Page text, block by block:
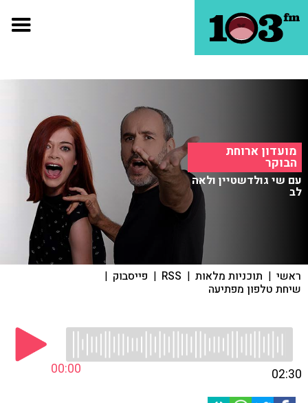
מועדון ארוחת
הבוקר
עם שי גולדשטיין ולאה
לב
ראשי | תוכניות מלאות |
RSS
| פייסבוק |
שיחת טלפון מפתיעה
00:00 02:30